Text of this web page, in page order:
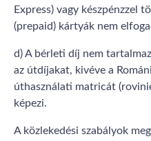
Express) vagy készpénzzel
(prepaid) kártyák nem
d) A bérleti díj nem
az útdíjakat, kivéve a
úthasználati matricát
képezi.
A közlekedési szabályok